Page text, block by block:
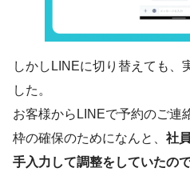
しかしLINEに切り替えても、
した。
お客様からLINEで予約のご連
枠の確保のためになんと、 社
手入力して調整をしていたので